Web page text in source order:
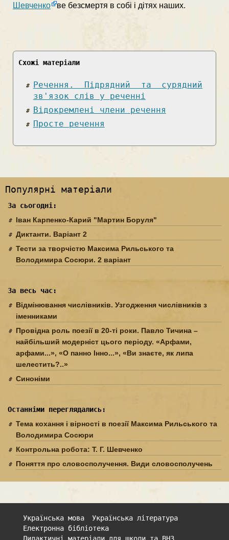
Шевченко
ве безсмертя в собі і дітях наших.
Схожі матеріали
Речення. Підрядний та сурядний
зв'язок слів у реченні
Відокремлені члени речення
Просте речення
Популярні матеріали
За сьогодні:
Іван Карпенко-Карий "Мартин Боруля"
Диктанти. Варіант 2
Тести за творчістю Максима Рильського та
Володимира Сосюри. 2 варіант
За весь час:
Відмінювання числівників. Узгодження числівників з
іменниками
Провідна роль поезії в 20-ті роки. Павло Тичина –
найбільший модерніст цього періоду. «Арфами,
арфами...», «О панно Інно...», «Ви знаєте, як липа
шелестить?..»
Синоніми
Останніми переглядались:
Тема кохання і вірності в поезії Максима Рильського та
Володимира Сосюри
Контрольна робота: Т. Г. Шевченко
Поняття про словосполучення. Види словосполучень
Українська мова
Українська література
Електронна бібліотека